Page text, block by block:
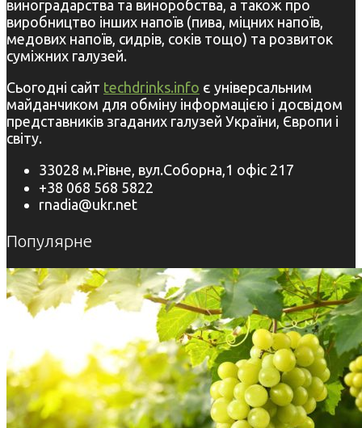
виноградарства та виноробства, а також про
виробництво інших напоїв (пива, міцних напоїв,
медових напоїв, сидрів, соків тощо) та розвиток
суміжних галузей.
Сьогодні сайт techdrinks.info є універсальним
майданчиком для обміну інформацією і досвідом
представників згаданих галузей України, Європи і
світу.
33028 м.Рівне, вул.Соборна,1 офіс 217
+38 068 568 5822
rnadia@ukr.net
Популярне